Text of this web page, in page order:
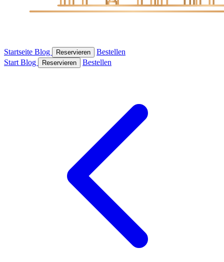
Startseite Blog Reservieren
Bestellen
Start Blog Reservieren Bestellen